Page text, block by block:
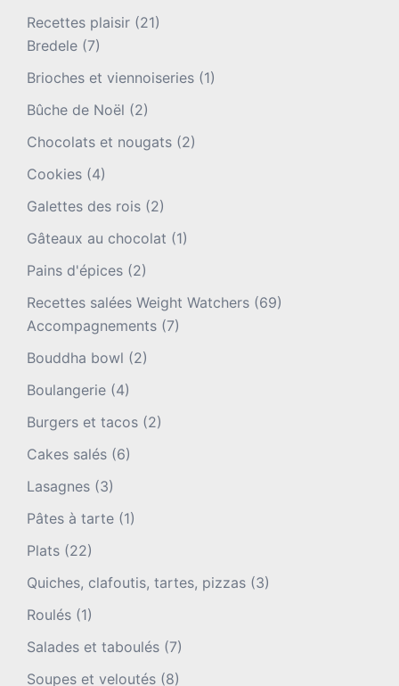
Recettes plaisir (21)
Bredele (7)
Brioches et viennoiseries (1)
Bûche de Noël (2)
Chocolats et nougats (2)
Cookies (4)
Galettes des rois (2)
Gâteaux au chocolat (1)
Pains d'épices (2)
Recettes salées Weight Watchers (69)
Accompagnements (7)
Bouddha bowl (2)
Boulangerie (4)
Burgers et tacos (2)
Cakes salés (6)
Lasagnes (3)
Pâtes à tarte (1)
Plats (22)
Quiches, clafoutis, tartes, pizzas (3)
Roulés (1)
Salades et taboulés (7)
Soupes et veloutés (8)